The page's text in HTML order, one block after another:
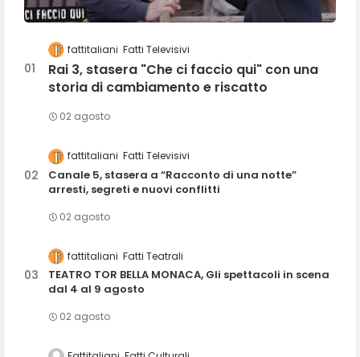
fattitaliani Fatti Televisivi
Rai 3, stasera "Che ci faccio qui" con una
storia di cambiamento e riscatto
02 agosto
fattitaliani Fatti Televisivi
Canale 5, stasera a “Racconto di una notte”
arresti, segreti e nuovi conflitti
02 agosto
fattitaliani Fatti Teatrali
TEATRO TOR BELLA MONACA, Gli spettacoli in scena
dal 4 al 9 agosto
02 agosto